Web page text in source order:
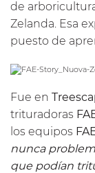
de
Zelanda. Esa
puesto de
Fue en
trituradoras
los equipos
nunca
que podían